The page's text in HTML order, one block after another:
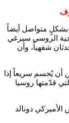
متواصل أيضاً
الروسي سيرغي
شفهياً، وأن
أن يُحسم سريعاً إذا
قدّمتها روسيا
دونالد